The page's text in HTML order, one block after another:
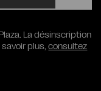
La désinscription
savoir plus,consultez